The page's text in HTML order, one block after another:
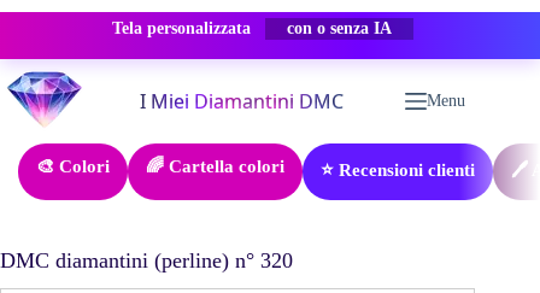
Tela personalizzata -50% SCONTO
Salta
al
contenuto
Menu
🎨 Colori 🌈 Cartella colori ⭐ Recensioni clienti 🖊️
DMC diamantini (perline) n° 320